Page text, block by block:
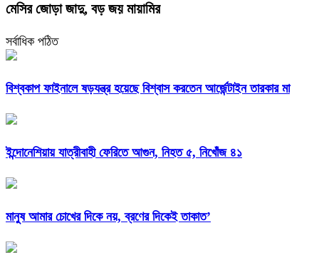
মেসির জোড়া জাদু, বড় জয় মায়ামির
সর্বাধিক পঠিত
বিশ্বকাপ ফাইনালে ষড়যন্ত্র হয়েছে বিশ্বাস করতেন আর্জেন্টাইন তারকার মা
ইন্দোনেশিয়ায় যাত্রীবাহী ফেরিতে আগুন, নিহত ৫, নিখোঁজ ৪১
মানুষ আমার চোখের দিকে নয়, ব্রণের দিকেই তাকাত’